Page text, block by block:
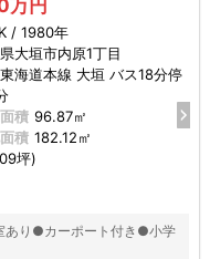
万円
/ 1980年
大垣市内原1丁目
東海道本線 大垣 バス18分停
積 96.87㎡
積 182.12㎡
坪)
り●カーポート付き●小学